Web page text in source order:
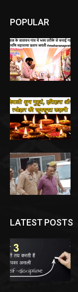
POPULAR
LATEST POSTS